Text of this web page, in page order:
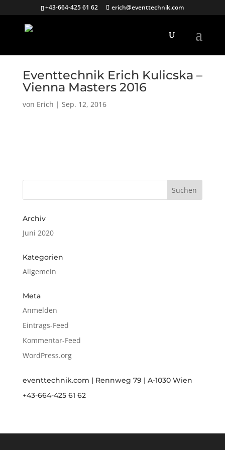
+43-664-425 61 62 erich@eventtechnik.com
Eventtechnik Erich Kulicska –
Vienna Masters 2016
von Erich | Sep. 12, 2016
Archiv
Juni 2020
Kategorien
Allgemein
Meta
Anmelden
Eintrags-Feed
Kommentar-Feed
WordPress.org
eventtechnik.com | Rennweg 79 | A-1030 Wien
+43-664-425 61 62